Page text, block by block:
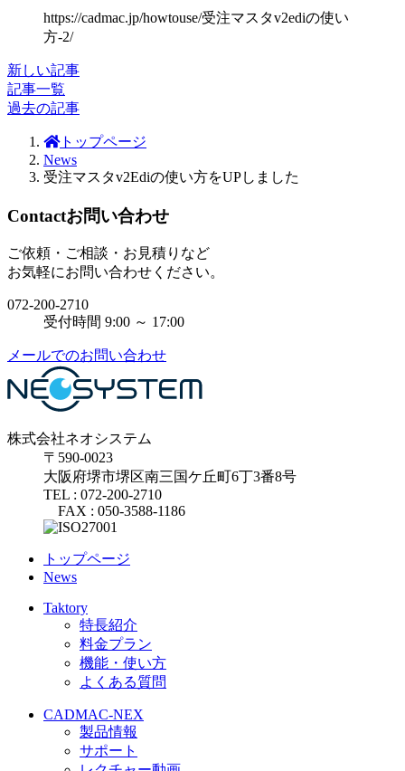
https://cadmac.jp/howtouse/受注マスタv2ediの使い
方-2/
新しい記事
記事一覧
過去の記事
トップページ
News
受注マスタv2Ediの使い方をUPしました
Contactお問い合わせ
ご依頼・ご相談・お見積りなど
お気軽にお問い合わせください。
072-200-2710
受付時間 9:00 ～ 17:00
メールでのお問い合わせ
株式会社ネオシステム
〒590-0023
大阪府堺市堺区南三国ケ丘町6丁3番8号
TEL : 072-200-2710
FAX : 050-3588-1186
トップページ
News
Taktory
特長紹介
料金プラン
機能・使い方
よくある質問
CADMAC-NEX
製品情報
サポート